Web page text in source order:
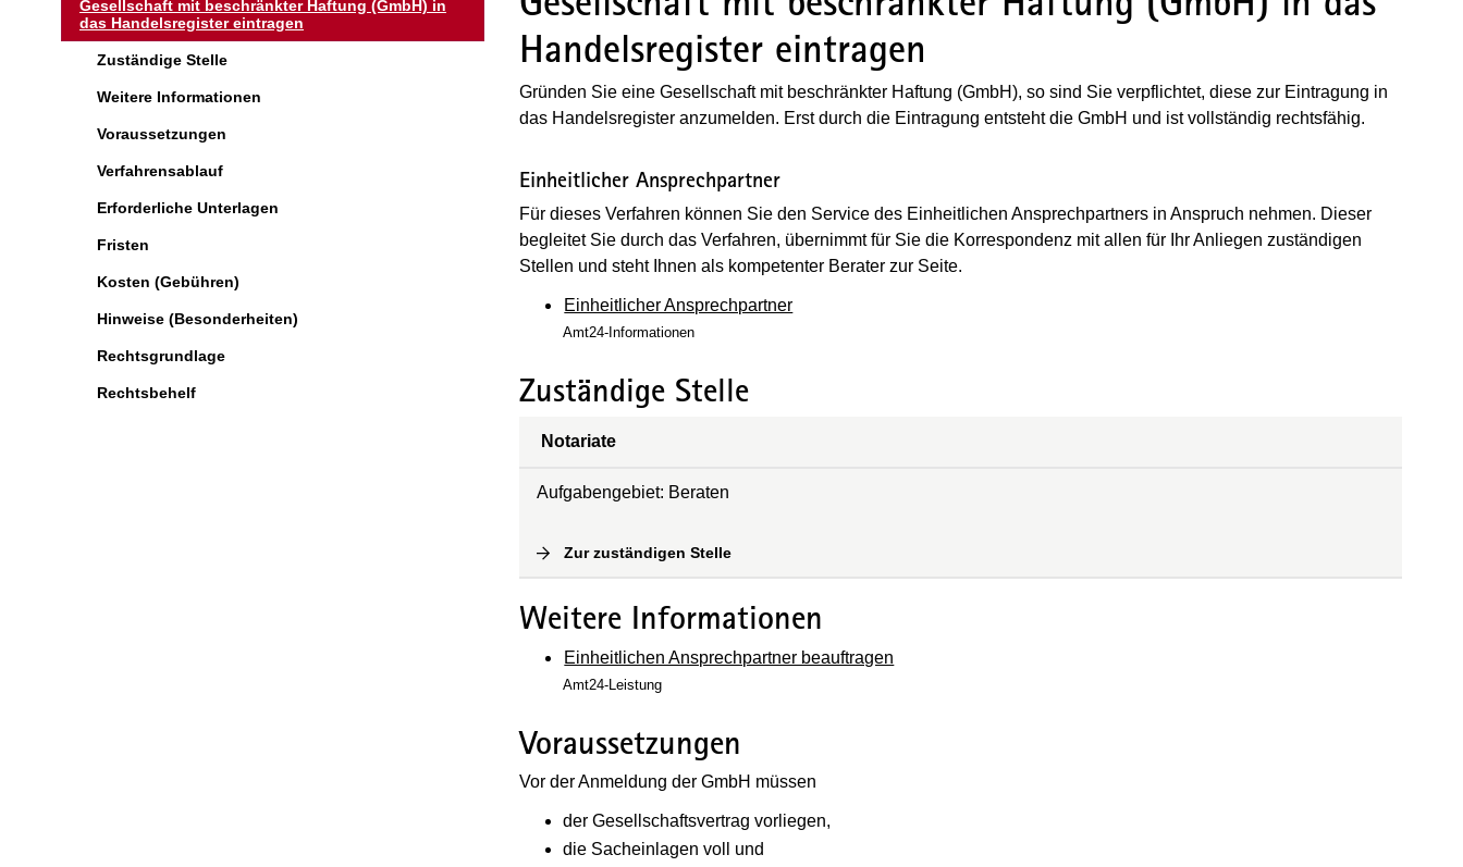
Gesellschaft mit beschränkter Haftung (GmbH) in
das Handelsregister eintragen
Zuständige Stelle
Weitere Informationen
Voraussetzungen
Verfahrensablauf
Erforderliche Unterlagen
Fristen
Kosten (Gebühren)
Hinweise (Besonderheiten)
Rechtsgrundlage
Rechtsbehelf
Handelsregister eintragen
Gründen Sie eine Gesellschaft mit beschränkter Haftung (GmbH), so sind Sie verpflichtet, diese zur Eintragung in
das Handelsregister anzumelden. Erst durch die Eintragung entsteht die GmbH und ist vollständig rechtsfähig.
Einheitlicher Ansprechpartner
Für dieses Verfahren können Sie den Service des Einheitlichen Ansprechpartners in Anspruch nehmen. Dieser
begleitet Sie durch das Verfahren, übernimmt für Sie die Korrespondenz mit allen für Ihr Anliegen zuständigen
Stellen und steht Ihnen als kompetenter Berater zur Seite.
Einheitlicher Ansprechpartner
Amt24-Informationen
Zuständige Stelle
Notariate
Aufgabengebiet: Beraten
Zur zuständigen Stelle
Weitere Informationen
Einheitlichen Ansprechpartner beauftragen
Amt24-Leistung
Voraussetzungen
Vor der Anmeldung der GmbH müssen
der Gesellschaftsvertrag vorliegen,
die Sacheinlagen voll und